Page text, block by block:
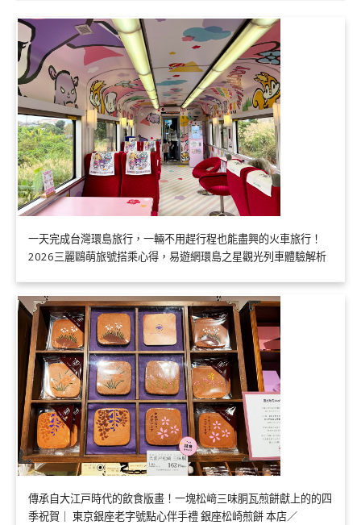
一天完成台灣環島旅行，一輛不用趕行程也能盡興的火車旅行！
2026三麗鷗萌旅號搭乘心得，易遊網環島之星觀光列車體驗解析
傳承自大江戸時代的飲食版畫！一塊松﨑三味胴瓦煎餅獻上的的四
季祝賀｜ 東京銀座老字號點心伴手禮 銀座松崎煎餅 本店／